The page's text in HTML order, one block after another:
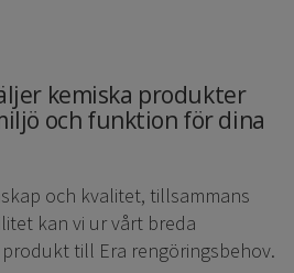
kemiska produkter
och funktion för dina
och kvalitet, tillsammans
kan vi ur vårt breda
till Era rengöringsbehov.